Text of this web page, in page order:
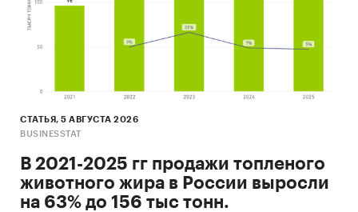
(качественный) контент-анализ интервью и
документов и (2) Квантитативный
(количественный) анализ с применением
наше агентство.
Контент-анализ выполняется в рамках
проведения Desk Research (кабинетное
исследование). В общем виде целью
кабинетного исследования является
проанализировать ситуацию на рынке
СТАТЬЯ, 5 АВГУСТА 2026
BUSINESSTAT
В 2021-2025 гг продажи топленого
животного жира в России выросли
на 63% до 156 тыс тонн.